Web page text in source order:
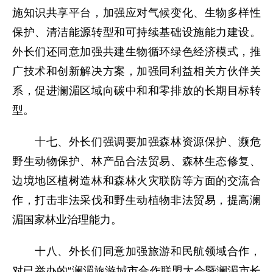
施知识共享平台，加强应对气候变化、生物多样性
保护、清洁能源转型和可持续基础设施能力建设。
外长们还同意加强共建生物循环绿色经济模式，推
广技术和创新解决方案，加强同利益相关方伙伴关
系，促进澜湄区域向碳中和和零排放的长期目标转
型。
十七、外长们强调要加强森林资源保护、濒危
野生动物保护、林产品合法贸易、森林生态修复、
边境地区植树造林和森林火灾联防等方面的交流合
作，打击非法采伐和野生动植物非法贸易，提高澜
湄国家林业治理能力。
十八、外长们同意加强旅游和民航领域合作，